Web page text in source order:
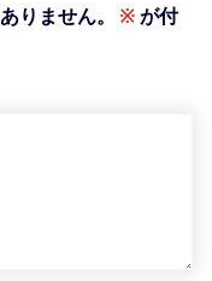
りません。 ※ が付